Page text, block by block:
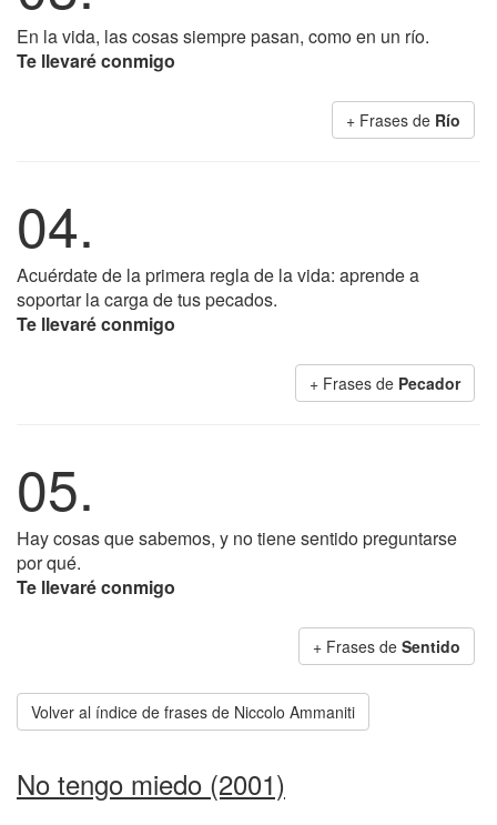
En la vida, las cosas siempre pasan, como en un río.
Te llevaré conmigo
+ Frases de Río
04.
Acuérdate de la primera regla de la vida: aprende a
soportar la carga de tus pecados.
Te llevaré conmigo
+ Frases de Pecador
05.
Hay cosas que sabemos, y no tiene sentido preguntarse
por qué.
Te llevaré conmigo
+ Frases de Sentido
Volver al índice de frases de Niccolo Ammaniti
No tengo miedo (2001)